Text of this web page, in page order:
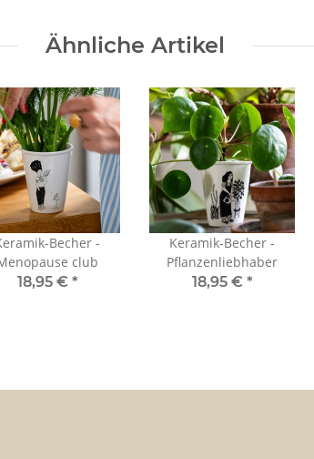
Ähnliche Artikel
Becher -
club
18,95 € *
Keramik-Becher -
Pflanzenliebhaber
18,95 € *